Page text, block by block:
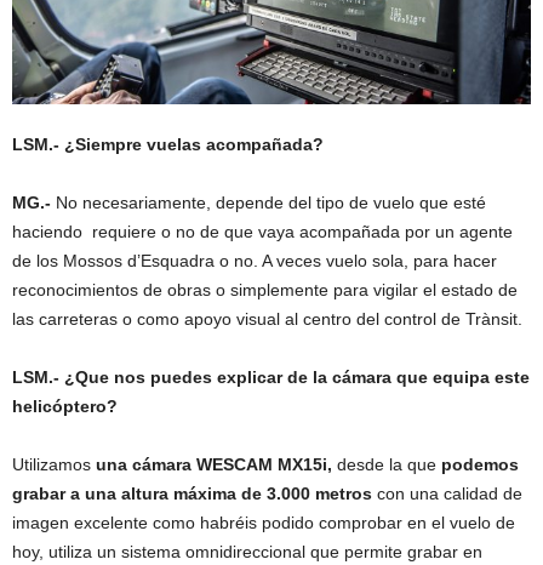
LSM.- ¿Siempre vuelas acompañada?
MG.- No necesariamente, depende del tipo de vuelo que esté
haciendo requiere o no de que vaya acompañada por un agente
de los Mossos d’Esquadra o no. A veces vuelo sola, para hacer
reconocimientos de obras o simplemente para vigilar el estado de
las carreteras o como apoyo visual al centro del control de Trànsit.
LSM.- ¿Que nos puedes explicar de la cámara que equipa este
helicóptero?
Utilizamos una cámara WESCAM MX15i, desde la que podemos
grabar a una altura máxima de 3.000 metros con una calidad de
imagen excelente como habréis podido comprobar en el vuelo de
hoy, utiliza un sistema omnidireccional que permite grabar en